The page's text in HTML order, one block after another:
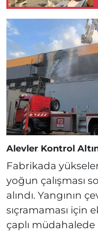
Alevler Kontrol
Fabrikada
yoğun çalışması
alındı. Yangının
sıçramaması için
çaplı